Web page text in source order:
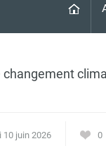
10 juin 2026 0